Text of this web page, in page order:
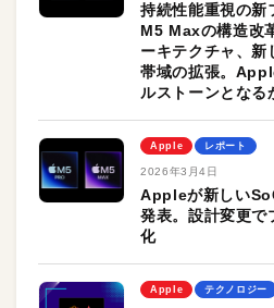
持続性能重視の
M5 Maxの構造改
ーキテクチャ、新
帯域の拡張。
ルストーンとなる
Apple レポート
2026年3月4日
Appleが新しい
発表。設計変更で
化
Apple テクノロジー